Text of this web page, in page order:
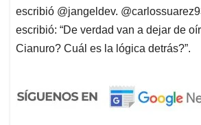
escribió @jangeldev.
escribió: “De verdad van a dejar de
Cianuro? Cuál es la lógica detrás?”.